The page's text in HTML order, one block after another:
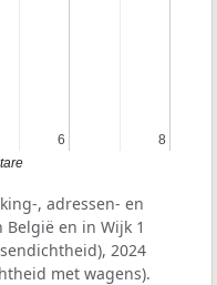
6
6 8
8
, adressen- en
en in Wijk 1
2024
met wagens).